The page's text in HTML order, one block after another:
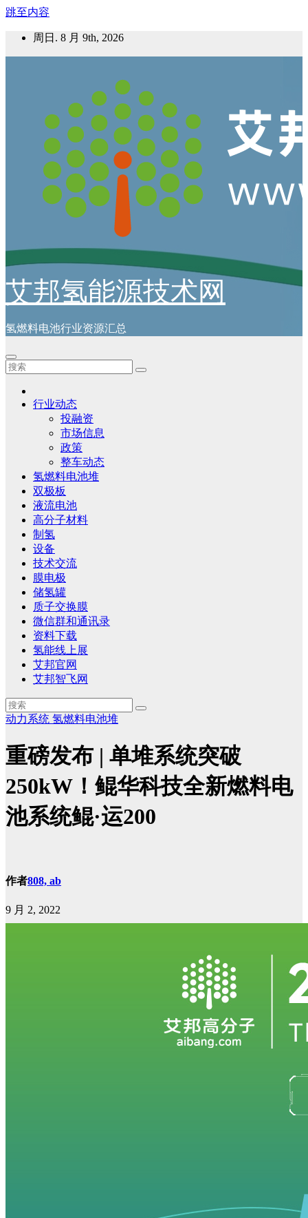
跳至内容
周日. 8 月 9th, 2026
艾邦氢能源技术网
氢燃料电池行业资源汇总
行业动态
投融资
市场信息
政策
整车动态
氢燃料电池堆
双极板
液流电池
高分子材料
制氢
设备
技术交流
膜电极
储氢罐
质子交换膜
微信群和通讯录
资料下载
氢能线上展
艾邦官网
艾邦智飞网
动力系统 氢燃料电池堆
重磅发布 | 单堆系统突破
250kW！鲲华科技全新燃料电
池系统鲲·运200
作者808, ab
9 月 2, 2022